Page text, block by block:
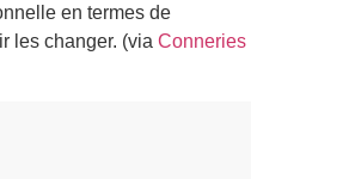
en termes de
les changer. (via Conneries